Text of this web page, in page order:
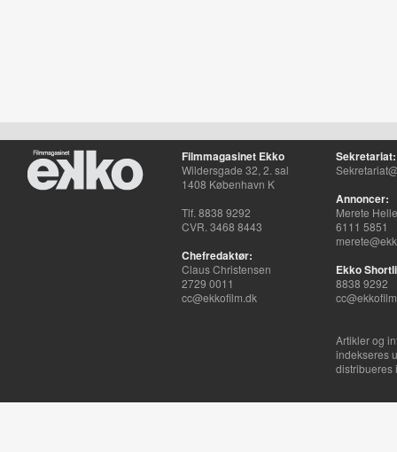
Filmmagasinet Ekko
Wildersgade 32, 2. sal
1408 København K
Tlf. 8838 9292
CVR. 3468 8443
Chefredaktør:
Claus Christensen
2729 0011
cc@ekkofilm.dk
Sekretariat:
Annoncer:
Merete
6111 5851
Ekko
8838 9292
Artikler og
indekseres
distribueres